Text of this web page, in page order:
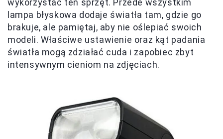
wykorzystać ten sprzęt. Przede wszystkim
lampa błyskowa dodaje światła tam, gdzie go
brakuje, ale pamiętaj, aby nie oślepiać swoich
modeli. Właściwe ustawienie oraz kąt padania
światła mogą zdziałać cuda i zapobiec zbyt
intensywnym cieniom na zdjęciach.